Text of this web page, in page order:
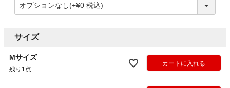
サイズ
Mサイズ
残り1点
カートに入れる